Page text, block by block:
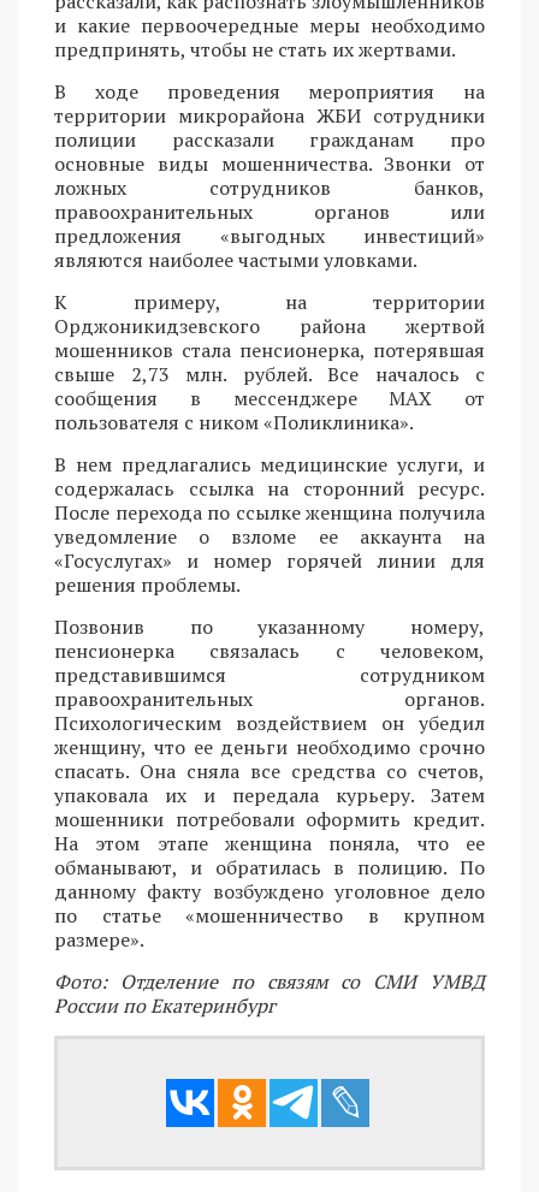
и какие первоочередные меры необходимо
предпринять, чтобы не стать их жертвами.
В ходе проведения мероприятия на
территории микрорайона ЖБИ сотрудники
полиции рассказали гражданам про
основные виды мошенничества. Звонки от
ложных сотрудников банков,
правоохранительных органов или
предложения «выгодных инвестиций»
являются наиболее частыми уловками.
К примеру, на территории
Орджоникидзевского района жертвой
мошенников стала пенсионерка, потерявшая
свыше 2,73 млн. рублей. Все началось с
сообщения в мессенджере MAX от
пользователя с ником «Поликлиника».
В нем предлагались медицинские услуги, и
содержалась ссылка на сторонний ресурс.
После перехода по ссылке женщина получила
уведомление о взломе ее аккаунта на
«Госуслугах» и номер горячей линии для
решения проблемы.
Позвонив по указанному номеру,
пенсионерка связалась с человеком,
представившимся сотрудником
правоохранительных органов.
Психологическим воздействием он убедил
женщину, что ее деньги необходимо срочно
спасать. Она сняла все средства со счетов,
упаковала их и передала курьеру. Затем
мошенники потребовали оформить кредит.
На этом этапе женщина поняла, что ее
обманывают, и обратилась в полицию. По
данному факту возбуждено уголовное дело
по статье «мошенничество в крупном
размере».
Фото: Отделение по связям со СМИ УМВД
России по Екатеринбург